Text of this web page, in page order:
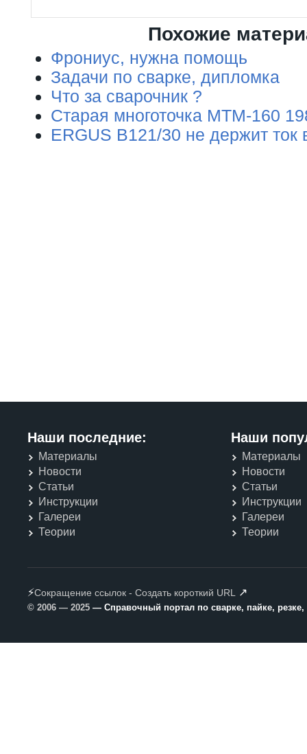
Похожие
Фрониус, нужна помощь
Задачи по сварке, дипломка
Что за сварочник ?
Старая многоточка МТМ-160
ERGUS B121/30 не держит
Наши последние:
Материалы
Новости
Статьи
Инструкции
Галереи
Теории
Наши
Материалы
Новости
Статьи
Инструкции
Галереи
Теории
⚡Сокращение ссылок - Создать короткий URL ↗
© 2006 — 2025 — Справочный портал по сварке, пайке,